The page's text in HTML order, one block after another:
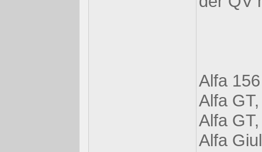
Alfa
Alfa
Alfa
Alfa